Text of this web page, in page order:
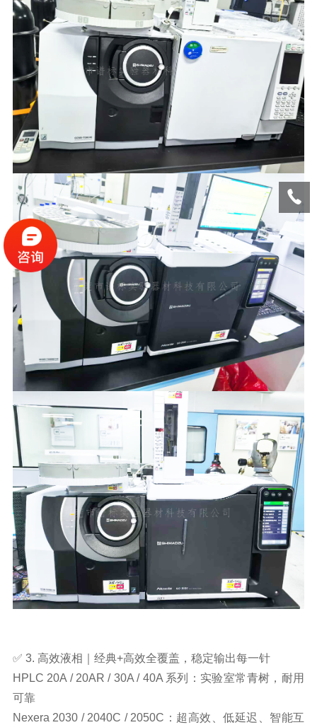
✅ 3. 高效液相｜经典+高效全覆盖，稳定输出每一针
HPLC 20A / 20AR / 30A / 40A 系列：实验室常青树，耐用
可靠
Nexera 2030 / 2040C / 2050C：超高效、低延迟、智能互